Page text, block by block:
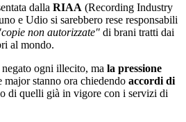
dalla RIAA (Recording Industry
e Udio si sarebbero rese responsabili
non autorizzate" di brani tratti dai
al mondo.
ogni illecito, ma la pressione
major stanno ora chiedendo accordi di
di quelli già in vigore con i servizi di